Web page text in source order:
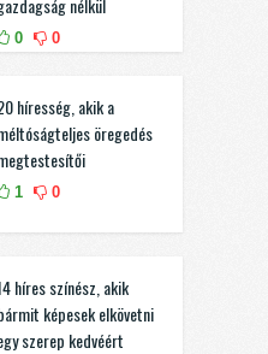
nélkül
0 0
híresség, akik a
öregedés
1 0
híres színész, akik
képesek elkövetni
szerep kedvéért